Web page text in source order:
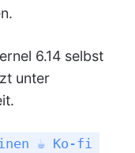
6.14 selbst
unter
☕ Ko-fi